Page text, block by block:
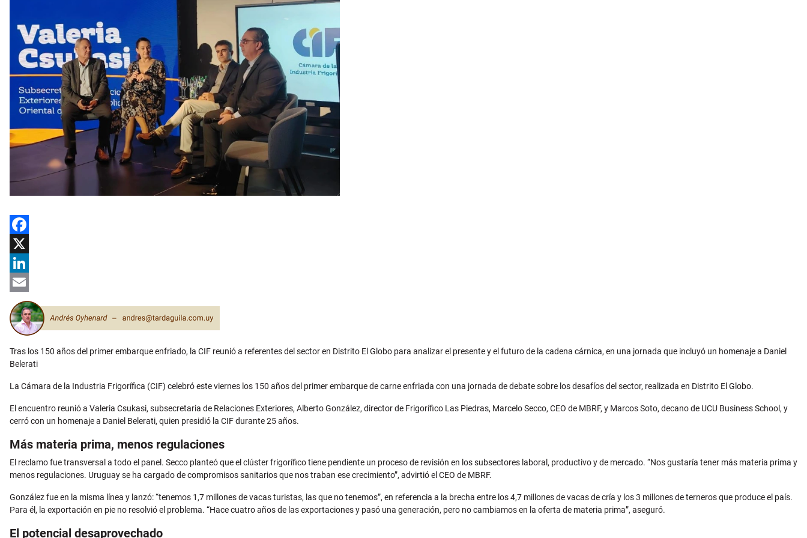
Facebook
X
LinkedIn
Email
Tras los 150 años del primer embarque enfriado, la CIF reunió a referentes del sector en Distrito El Globo para analizar el presente y el futuro de la cadena cárnica, en una jornada que incluyó un homenaje a Daniel
Belerati
La Cámara de la Industria Frigorífica (CIF) celebró este viernes los 150 años del primer embarque de carne enfriada con una jornada de debate sobre los desafíos del sector, realizada en Distrito El Globo.
El encuentro reunió a Valeria Csukasi, subsecretaria de Relaciones Exteriores, Alberto González, director de Frigorífico Las Piedras, Marcelo Secco, CEO de MBRF, y Marcos Soto, decano de UCU Business School, y
cerró con un homenaje a Daniel Belerati, quien presidió la CIF durante 25 años.
Más materia prima, menos regulaciones
El reclamo fue transversal a todo el panel. Secco planteó que el clúster frigorífico tiene pendiente un proceso de revisión en los subsectores laboral, productivo y de mercado. “Nos gustaría tener más materia prima y
menos regulaciones. Uruguay se ha cargado de compromisos sanitarios que nos traban ese crecimiento”, advirtió el CEO de MBRF.
González fue en la misma línea y lanzó: “tenemos 1,7 millones de vacas turistas, las que no tenemos”, en referencia a la brecha entre los 4,7 millones de vacas de cría y los 3 millones de terneros que produce el país.
Para él, la exportación en pie no resolvió el problema. “Hace cuatro años de las exportaciones y pasó una generación, pero no cambiamos en la oferta de materia prima”, aseguró.
El potencial desaprovechado